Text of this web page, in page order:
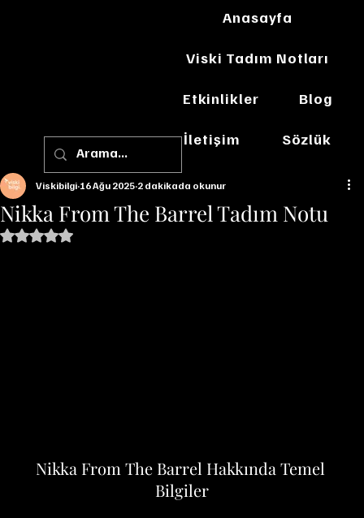
Anasayfa
Viski Tadım Notları
Etkinlikler Blog
İletişim Sözlük
Nikka From The Barrel Tadım Notu
Viskibilgi 16 Ağu 2025 2 dakikada okunur
5 üzerinden NaN yıldız
Nikka From The Barrel Hakkında Temel
Bilgiler